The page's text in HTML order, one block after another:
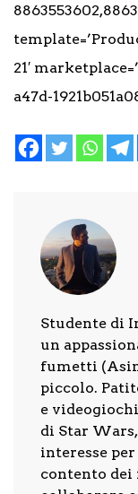
21′
a47d-
Studente di
un
fumetti
piccolo.
e
di Star
interesse
contento dei